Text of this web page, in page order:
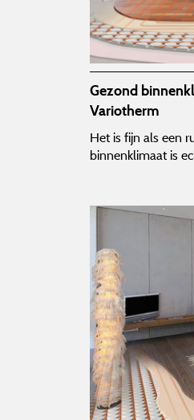
Gezond
Variotherm
Het is fijn als een
binnenklimaat is